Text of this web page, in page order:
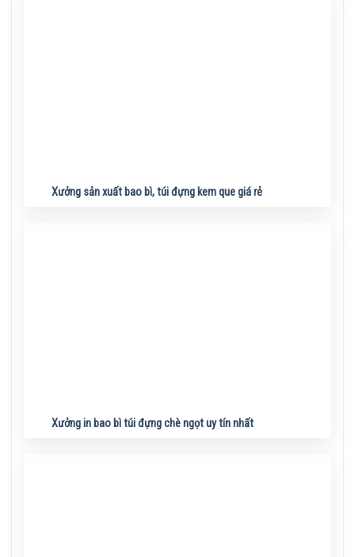
Xưởng sản xuất bao bì, túi đựng kem que giá rẻ
Xưởng in bao bì túi đựng chè ngọt uy tín nhất